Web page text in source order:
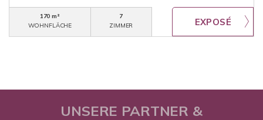
170 m²
WOHNFLÄCHE
7
ZIMMER
UNSERE PARTNER &